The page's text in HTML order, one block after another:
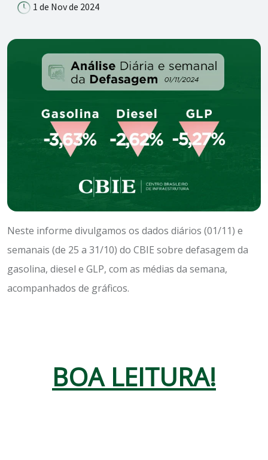
1 de Nov de 2024
Neste informe divulgamos os dados diários (01/11) e
semanais (de 25 a 31/10) do CBIE sobre defasagem da
gasolina, diesel e GLP, com as médias da semana,
acompanhados de gráficos.
BOA LEITURA!